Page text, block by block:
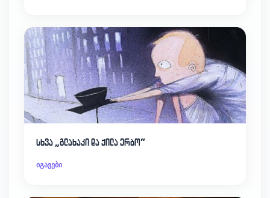
სხვა „გლახაკი და ქილა ერბო“
იგავები